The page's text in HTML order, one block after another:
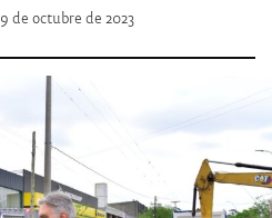
9 de octubre de 2023